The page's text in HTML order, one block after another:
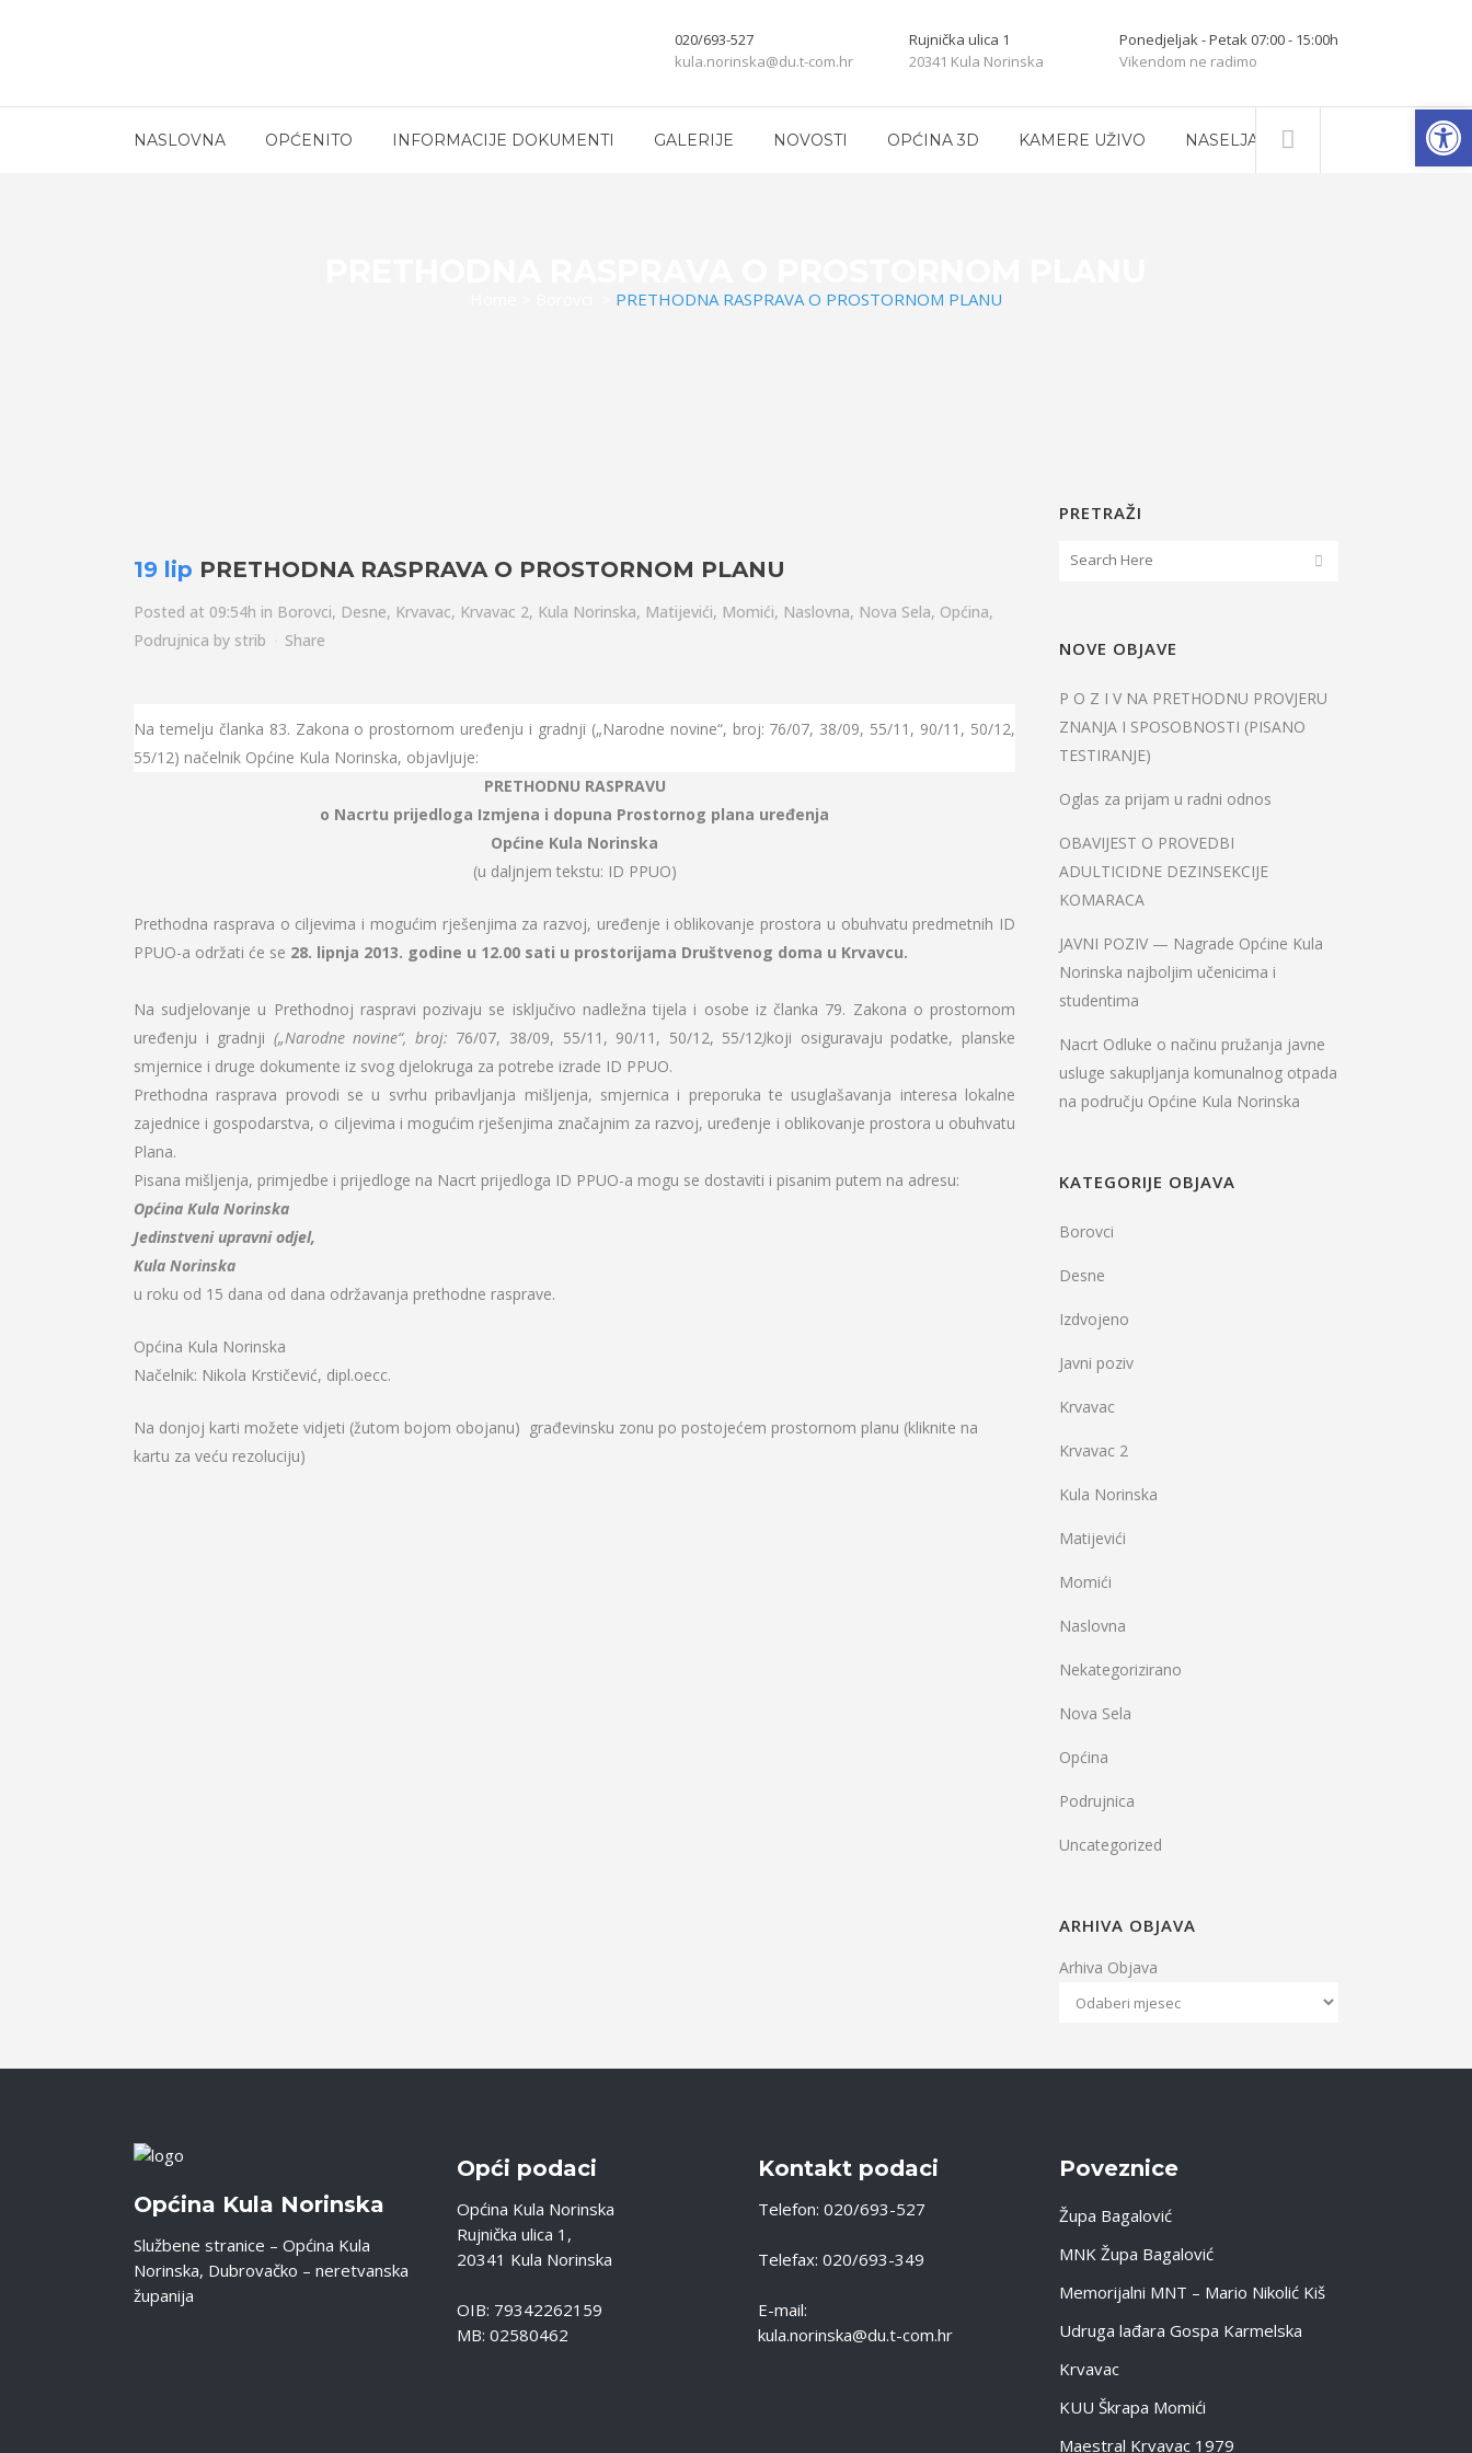
020/693-527
kula.norinska@du.t-com.hr
Rujnička ulica 1
20341 Kula Norinska
Ponedjeljak - Petak 07:00 - 15:00h
Vikendom ne radimo
NASLOVNA OPĆENITO INFORMACIJE DOKUMENTI GALERIJE NOVOSTI OPĆINA 3D KAMERE UŽIVO NASELJA
PRETHODNA RASPRAVA O PROSTORNOM PLANU
19 lip PRETHODNA RASPRAVA O PROSTORNOM PLANU
Posted at 09:54h in Borovci, Desne, Krvavac, Krvavac 2, Kula Norinska, Matijevići, Momići, Naslovna, Nova Sela, Općina,
Podrujnica by strib Share
Na temelju članka 83. Zakona o prostornom uređenju i gradnji („Narodne novine“, broj: 76/07, 38/09, 55/11, 90/11, 50/12,
55/12) načelnik Općine Kula Norinska, objavljuje:
PRETHODNU RASPRAVU
o Nacrtu prijedloga Izmjena i dopuna Prostornog plana uređenja
Općine Kula Norinska
(u daljnjem tekstu: ID PPUO)
Prethodna rasprava o ciljevima i mogućim rješenjima za razvoj, uređenje i oblikovanje prostora u obuhvatu predmetnih ID
PPUO-a održati će se 28. lipnja 2013. godine u 12.00 sati u prostorijama Društvenog doma u Krvavcu.
Na sudjelovanje u Prethodnoj raspravi pozivaju se isključivo nadležna tijela i osobe iz članka 79. Zakona o prostornom
uređenju i gradnji („Narodne novine“, broj: 76/07, 38/09, 55/11, 90/11, 50/12, 55/12)koji osiguravaju podatke, planske
smjernice i druge dokumente iz svog djelokruga za potrebe izrade ID PPUO.
Prethodna rasprava provodi se u svrhu pribavljanja mišljenja, smjernica i preporuka te usuglašavanja interesa lokalne
zajednice i gospodarstva, o ciljevima i mogućim rješenjima značajnim za razvoj, uređenje i oblikovanje prostora u obuhvatu
Plana.
Pisana mišljenja, primjedbe i prijedloge na Nacrt prijedloga ID PPUO-a mogu se dostaviti i pisanim putem na adresu:
Općina Kula Norinska
Jedinstveni upravni odjel,
Kula Norinska
u roku od 15 dana od dana održavanja prethodne rasprave.
Općina Kula Norinska
Načelnik: Nikola Krstičević, dipl.oecc.
Na donjoj karti možete vidjeti (žutom bojom obojanu) građevinsku zonu po postojećem prostornom planu (kliknite na
kartu za veću rezoluciju)
PRETRAŽI
NOVE OBJAVE
P O Z I V NA PRETHODNU PROVJERU
ZNANJA I SPOSOBNOSTI (PISANO
TESTIRANJE)
Oglas za prijam u radni odnos
OBAVIJEST O PROVEDBI
ADULTICIDNE DEZINSEKCIJE
KOMARACA
JAVNI POZIV — Nagrade Općine Kula
Norinska najboljim učenicima i
studentima
Nacrt Odluke o načinu pružanja javne
usluge sakupljanja komunalnog otpada
na području Općine Kula Norinska
KATEGORIJE OBJAVA
Borovci
Desne
Izdvojeno
Javni poziv
Krvavac
Krvavac 2
Kula Norinska
Matijevići
Momići
Naslovna
Nekategorizirano
Nova Sela
Općina
Podrujnica
Uncategorized
ARHIVA OBJAVA
Arhiva Objava
Općina Kula Norinska
Službene stranice – Općina Kula
Norinska, Dubrovačko – neretvanska
županija
Opći podaci
Općina Kula Norinska
Rujnička ulica 1,
20341 Kula Norinska
OIB: 79342262159
MB: 02580462
Kontakt podaci
Telefon: 020/693-527
Telefax: 020/693-349
E-mail:
kula.norinska@du.t-com.hr
Poveznice
Župa Bagalović
MNK Župa Bagalović
Memorijalni MNT – Mario Nikolić Kiš
Udruga lađara Gospa Karmelska
Krvavac
KUU Škrapa Momići
Maestral Krvavac 1979